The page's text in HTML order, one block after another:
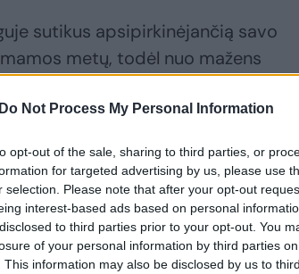
Do Not Process My Personal Information
opt-out of the sale, sharing to third parties, or
for targeted advertising by us, please use
selection. Please note that after your opt-out
interest-based ads based on personal
to third parties prior to your opt-out. You
of your personal information by third parties
This information may also be disclosed by us to
sutikus apsipirkinėjančią savo
metų, todėl nuo mažens
su jos vaikais.
Daug metų buvo bedarbė ir gyveno
net žandikaulis atvipo. Plaukai
Gal netgi įtartum, kad grožio